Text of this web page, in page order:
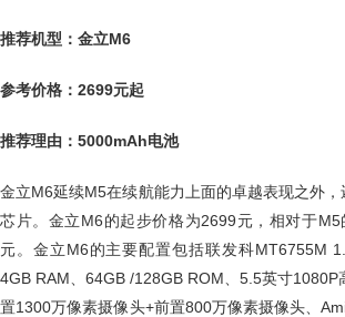
推荐机型：金立M6
参考价格：2699元起
推荐理由：5000mAh电池
金立M6延续M5在续航能力上面的卓越表现之外
芯片。金立M6的起步价格为2699元，相对于
元。金立M6的主要配置包括联发科MT6755M
4GB RAM、64GB /128GB ROM、5.5英寸1080P
置1300万像素摄像头+前置800万像素摄像头、